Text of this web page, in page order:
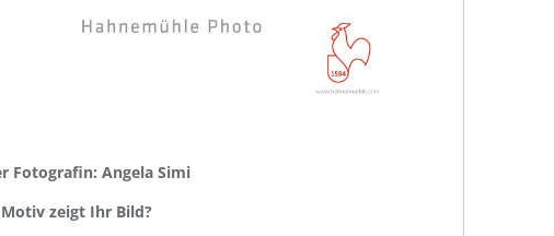
Fotografin: Angela Simi
zeigt Ihr Bild?